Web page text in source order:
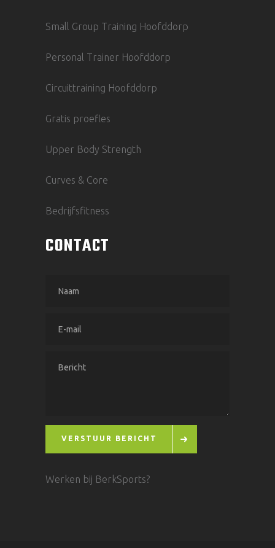
Small Group Training Hoofddorp
Personal Trainer Hoofddorp
Circuittraining Hoofddorp
Gratis proefles
Upper Body Strength
Curves & Core
Bedrijfsfitness
CONTACT
VERSTUUR BERICHT
Werken bij BerkSports?